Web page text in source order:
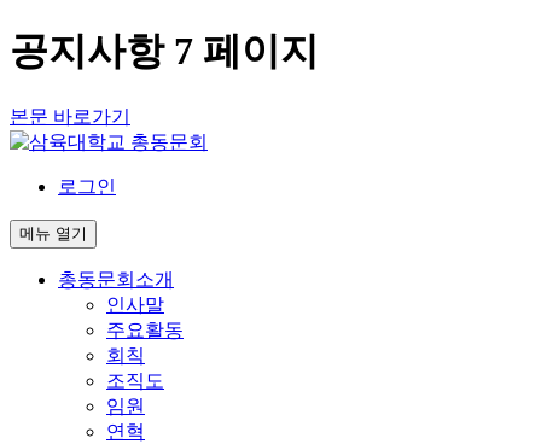
공지사항 7 페이지
본문 바로가기
로그인
메뉴 열기
총동문회소개
인사말
주요활동
회칙
조직도
임원
연혁